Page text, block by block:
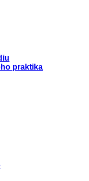
praktika